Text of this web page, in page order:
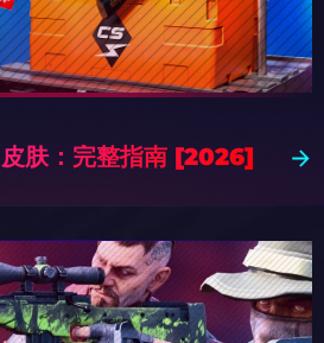
肤：完整指南 [2026]